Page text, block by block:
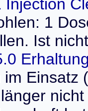
Injection
1
Ist
im Einsatz